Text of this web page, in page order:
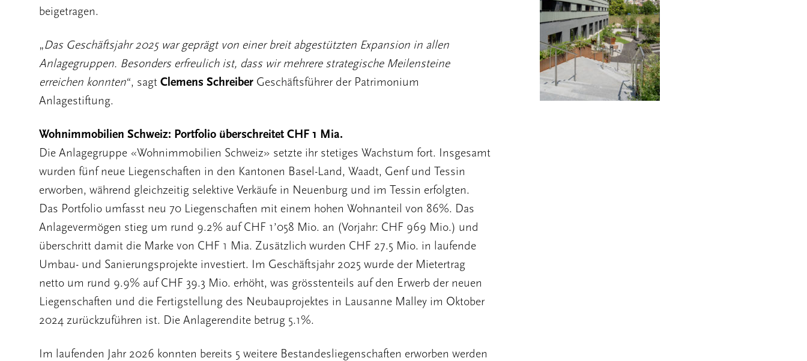
beigetragen.
„Das Geschäftsjahr 2025 war geprägt von einer breit abgestützten Expansion in allen
Anlagegruppen. Besonders erfreulich ist, dass wir mehrere strategische Meilensteine
erreichen konnten“, sagt Clemens Schreiber Geschäftsführer der Patrimonium
Anlagestiftung.
Wohnimmobilien Schweiz: Portfolio überschreitet CHF 1 Mia.
Die Anlagegruppe «Wohnimmobilien Schweiz» setzte ihr stetiges Wachstum fort. Insgesamt
wurden fünf neue Liegenschaften in den Kantonen Basel-Land, Waadt, Genf und Tessin
erworben, während gleichzeitig selektive Verkäufe in Neuenburg und im Tessin erfolgten.
Das Portfolio umfasst neu 70 Liegenschaften mit einem hohen Wohnanteil von 86%. Das
Anlagevermögen stieg um rund 9.2% auf CHF 1’058 Mio. an (Vorjahr: CHF 969 Mio.) und
überschritt damit die Marke von CHF 1 Mia. Zusätzlich wurden CHF 27.5 Mio. in laufende
Umbau- und Sanierungsprojekte investiert. Im Geschäftsjahr 2025 wurde der Mietertrag
netto um rund 9.9% auf CHF 39.3 Mio. erhöht, was grösstenteils auf den Erwerb der neuen
Liegenschaften und die Fertigstellung des Neubauprojektes in Lausanne Malley im Oktober
2024 zurückzuführen ist. Die Anlagerendite betrug 5.1%.
Im laufenden Jahr 2026 konnten bereits 5 weitere Bestandesliegenschaften erworben werden